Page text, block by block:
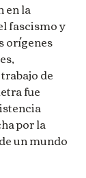
en la
fascismo y
orígenes
de
fue
por la
un mundo